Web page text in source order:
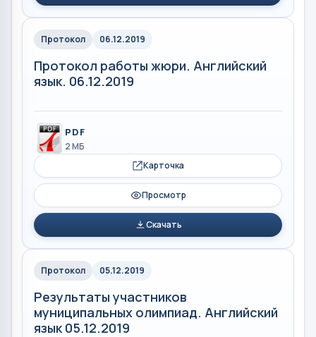
Протокол 06.12.2019
Протокол работы жюри. Английский
язык. 06.12.2019
PDF
2 МБ
Карточка
Просмотр
Скачать
Протокол 05.12.2019
Результаты участников
муниципальных олимпиад. Английский
язык 05.12.2019